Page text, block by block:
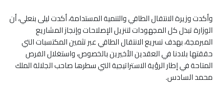
وأكدت وزيرة الانتقال الطاقي والتنمية المستدامة، أكدت ليلى بنعلي، أن
الوزارة تبذل كل المجهودات لتنزيل الإصلاحات وإنجاز المشاريع
المبرمجة، بهدف تسريع الانتقال الطاقي عبر تثمين المكتسبات التي
حققتها بلادنا في العقدين الأخيرين بالخصوص، واستغلال الفرص
المتاحة في إطار الرؤية الاستراتيجية التي سطرها صاحب الجلالة الملك
محمد السادس.